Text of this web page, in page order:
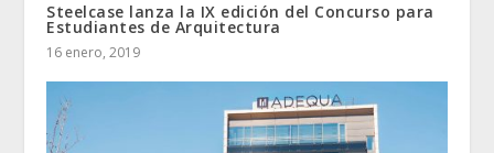
Steelcase lanza la IX edición del Concurso para
Estudiantes de Arquitectura
16 enero, 2019